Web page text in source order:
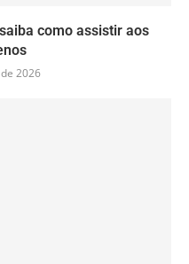
como assistir aos
2026